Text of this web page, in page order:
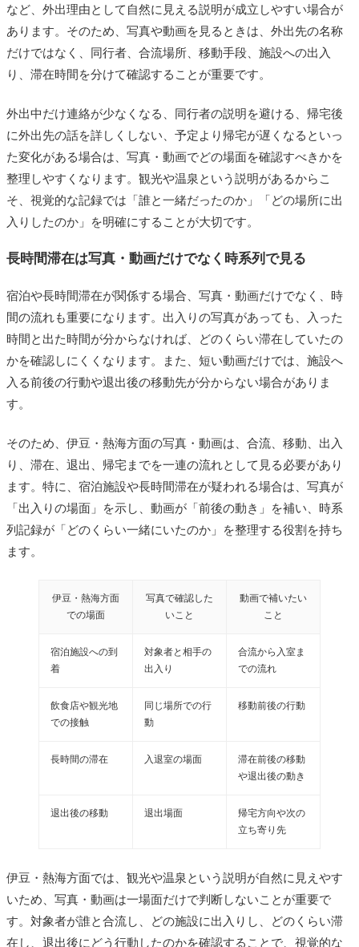
など、外出理由として自然に見える説明が成立しやすい場合が
あります。そのため、写真や動画を見るときは、外出先の名称
だけではなく、同行者、合流場所、移動手段、施設への出入
り、滞在時間を分けて確認することが重要です。
外出中だけ連絡が少なくなる、同行者の説明を避ける、帰宅後
に外出先の話を詳しくしない、予定より帰宅が遅くなるといっ
た変化がある場合は、写真・動画でどの場面を確認すべきかを
整理しやすくなります。観光や温泉という説明があるからこ
そ、視覚的な記録では「誰と一緒だったのか」「どの場所に出
入りしたのか」を明確にすることが大切です。
長時間滞在は写真・動画だけでなく時系列で見る
宿泊や長時間滞在が関係する場合、写真・動画だけでなく、時
間の流れも重要になります。出入りの写真があっても、入った
時間と出た時間が分からなければ、どのくらい滞在していたの
かを確認しにくくなります。また、短い動画だけでは、施設へ
入る前後の行動や退出後の移動先が分からない場合がありま
す。
そのため、伊豆・熱海方面の写真・動画は、合流、移動、出入
り、滞在、退出、帰宅までを一連の流れとして見る必要があり
ます。特に、宿泊施設や長時間滞在が疑われる場合は、写真が
「出入りの場面」を示し、動画が「前後の動き」を補い、時系
列記録が「どのくらい一緒にいたのか」を整理する役割を持ち
ます。
伊豆・熱海方面
での場面
写真で確認した
いこと
動画で補いたい
こと
宿泊施設への到
着
対象者と相手の
出入り
合流から入室ま
での流れ
飲食店や観光地
での接触
同じ場所での行
動
移動前後の行動
長時間の滞在 入退室の場面
滞在前後の移動
や退出後の動き
退出後の移動 退出場面
帰宅方向や次の
立ち寄り先
伊豆・熱海方面では、観光や温泉という説明が自然に見えやす
いため、写真・動画は一場面だけで判断しないことが重要で
す。対象者が誰と合流し、どの施設に出入りし、どのくらい滞
在し、退出後にどう行動したのかを確認することで、視覚的な